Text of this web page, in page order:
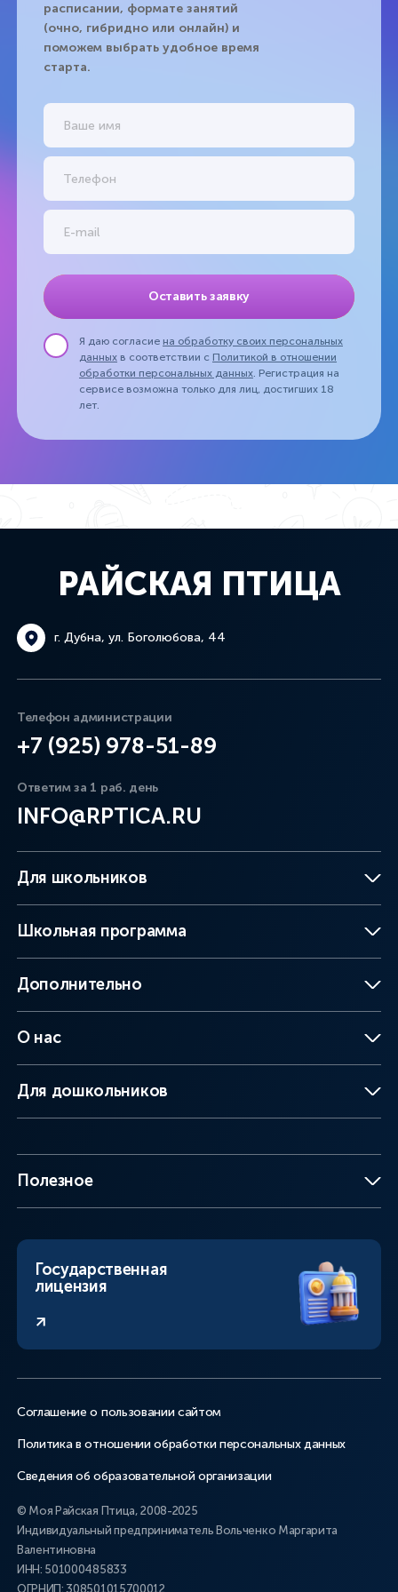
расписании, формате занятий
(очно, гибридно или онлайн) и
поможем выбрать удобное время
старта.
Оставить заявку
Я даю согласие на обработку своих персональных
данных в соответствии с Политикой в отношении
обработки персональных данных. Регистрация на
сервисе возможна только для лиц, достигших 18
лет.
РАЙСКАЯ ПТИЦА
г. Дубна, ул. Боголюбова, 44
Телефон администрации
+7 (925) 978-51-89
Ответим за 1 раб. день
INFO@RPTICA.RU
Для школьников
Школьная программа
Дополнительно
О нас
Для дошкольников
Полезное
Государственная
лицензия
Соглашение о пользовании сайтом
Политика в отношении обработки персональных данных
Сведения об образовательной организации
© Моя Райская Птица, 2008-2025
Индивидуальный предприниматель Вольченко Маргарита
Валентиновна
ИНН: 501000485833
ОГРНИП: 308501015700012